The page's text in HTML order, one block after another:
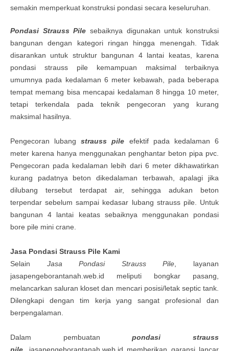
semakin memperkuat konstruksi pondasi secara keseluruhan.
Pondasi Strauss Pile sebaiknya digunakan untuk konstruksi
bangunan dengan kategori ringan hingga menengah. Tidak
disarankan untuk struktur bangunan 4 lantai keatas, karena
pondasi strauss pile kemampuan maksimal terbaiknya
umumnya pada kedalaman 6 meter kebawah, pada beberapa
tempat memang bisa mencapai kedalaman 8 hingga 10 meter,
tetapi terkendala pada teknik pengecoran yang kurang
maksimal hasilnya.
Pengecoran lubangstrauss pile efektif pada kedalaman 6
meter karena hanya menggunakan penghantar beton pipa pvc.
Pengecoran pada kedalaman lebih dari 6 meter dikhawatirkan
kurang padatnya beton dikedalaman terbawah, apalagi jika
dilubang tersebut terdapat air, sehingga adukan beton
terpendar sebelum sampai kedasar lubang strauss pile. Untuk
bangunan 4 lantai keatas sebaiknya menggunakan pondasi
bore pile mini crane.
Jasa Pondasi Strauss Pile Kami
Selain Jasa Pondasi Strauss Pile , layanan
jasapengeborantanah.web.id meliputi bongkar pasang,
melancarkan saluran kloset dan mencari posisi/letak septic tank.
Dilengkapi dengan tim kerja yang sangat profesional dan
berpengalaman.
Dalam pembuatanpondasi strauss